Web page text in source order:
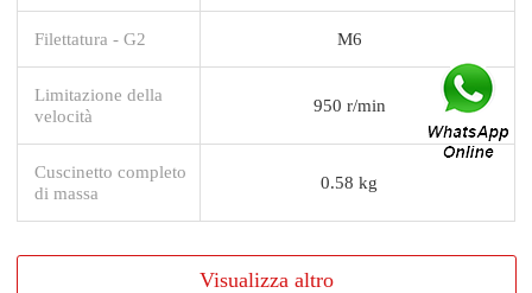
Filettatura - G2 M6
Limitazione della
velocità
950 r/min
Cuscinetto completo
di massa
0.58 kg
Visualizza altro